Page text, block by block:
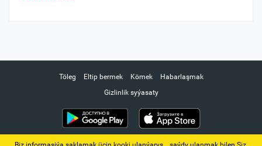
Töleg Eltip bermek Kömek
Habarlaşmak
Gizlinlik syýasaty